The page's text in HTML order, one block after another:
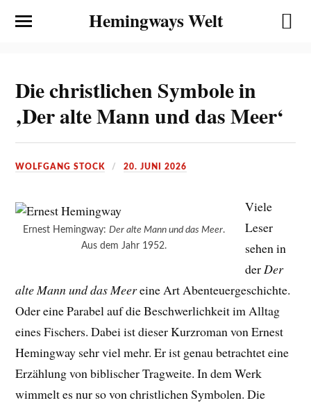
Hemingways Welt
Die christlichen Symbole in
‚Der alte Mann und das Meer‘
WOLFGANG STOCK 20. JUNI 2026
Ernest Hemingway:Der alte Mann und das Meer.
Aus dem Jahr 1952.
Viele
Leser
sehen in
der Der
alte Mann und das Meereine Art Abenteuergeschichte.
Oder eine Parabel auf die Beschwerlichkeit im Alltag
eines Fischers. Dabei ist dieser Kurzroman von Ernest
Hemingway sehr viel mehr. Er ist genau betrachtet eine
Erzählung von biblischer Tragweite. In dem Werk
wimmelt es nur so von christlichen Symbolen. Die